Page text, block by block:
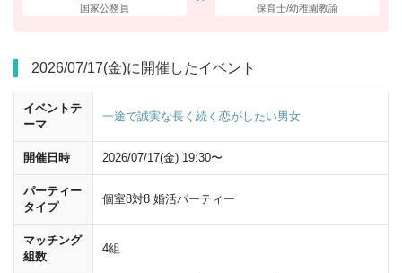
国家公務員 保育士/幼稚園教諭
2026/07/17(金)に開催したイベント
イベントテ
ーマ
一途で誠実な長く続く恋がしたい男女
開催日時 2026/07/17(金) 19:30〜
パーティー
タイプ
個室8対8 婚活パーティー
マッチング
組数
4組